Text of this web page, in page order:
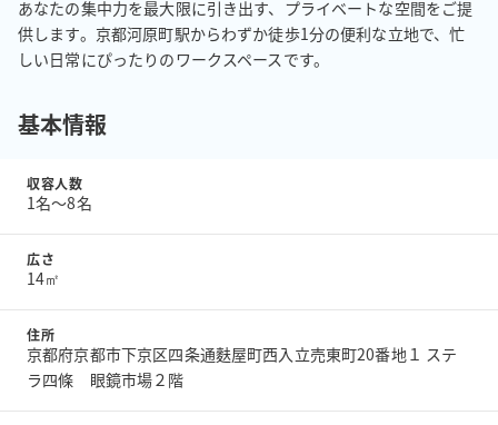
あなたの集中力を最大限に引き出す、プライベートな空間をご提
供します。京都河原町駅からわずか徒歩1分の便利な立地で、忙
しい日常にぴったりのワークスペースです。
基本情報
収容人数
1名〜8名
広さ
14㎡
住所
京都府京都市下京区四条通麩屋町西入立売東町20番地１ ステ
ラ四條 眼鏡市場２階